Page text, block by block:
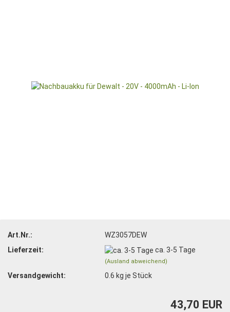
Art.Nr.:
WZ3057DEW
Lieferzeit:
ca. 3-5 Tage
(Ausland abweichend)
Versandgewicht: 0.6 kg je Stück
43,70 EUR